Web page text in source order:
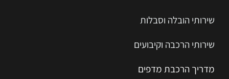
שירותי הובלה וסבלות
שירותי הרכבה וקיבועים
מדריך הרכבת מדפים